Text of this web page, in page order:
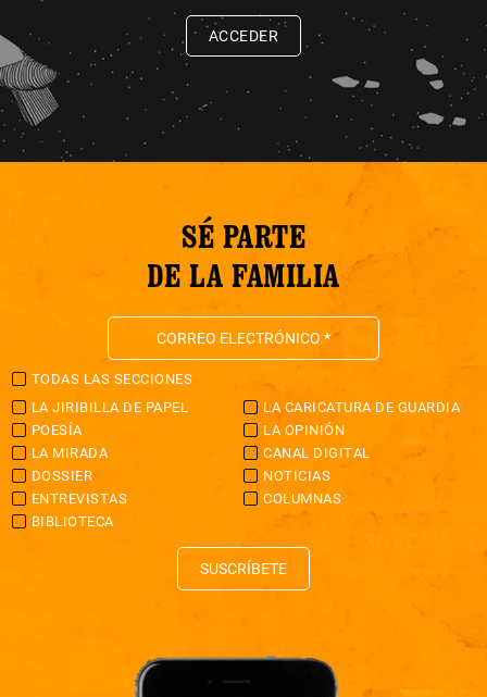
ACCEDER
SÉ PARTE
DE LA FAMILIA
TODAS LAS SECCIONES
LA JIRIBILLA DE PAPEL
LA CARICATURA DE GUARDIA
POESÍA
LA OPINIÓN
LA MIRADA
CANAL DIGITAL
DOSSIER
NOTICIAS
ENTREVISTAS
COLUMNAS
BIBLIOTECA
SUSCRÍBETE